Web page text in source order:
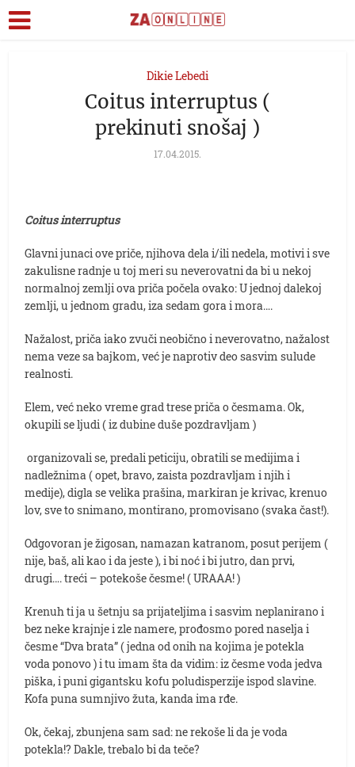
Dikie Lebedi
Coitus interruptus (
prekinuti snošaj )
17.04.2015.
Coitus interruptus
Glavni junaci ove priče, njihova dela i/ili nedela, motivi i sve
zakulisne radnje u toj meri su neverovatni da bi u nekoj
normalnoj zemlji ova priča počela ovako: U jednoj dalekoj
zemlji, u jednom gradu, iza sedam gora i mora….
Nažalost, priča iako zvuči neobično i neverovatno, nažalost
nema veze sa bajkom, već je naprotiv deo sasvim sulude
realnosti.
Elem, već neko vreme grad trese priča o česmama. Ok,
okupili se ljudi ( iz dubine duše pozdravljam )
organizovali se, predali peticiju, obratili se medijima i
nadležnima ( opet, bravo, zaista pozdravljam i njih i
medije), digla se velika prašina, markiran je krivac, krenuo
lov, sve to snimano, montirano, promovisano (svaka čast!).
Odgovoran je žigosan, namazan katranom, posut perijem (
nije, baš, ali kao i da jeste ), i bi noć i bi jutro, dan prvi,
drugi…. treći – potekoše česme! ( URAAA! )
Krenuh ti ja u šetnju sa prijateljima i sasvim neplanirano i
bez neke krajnje i zle namere, prođosmo pored naselja i
česme “Dva brata” ( jedna od onih na kojima je potekla
voda ponovo ) i tu imam šta da vidim: iz česme voda jedva
piška, i puni gigantsku kofu poludisperzije ispod slavine.
Kofa puna sumnjivo žuta, kanda ima rđe.
Ok, čekaj, zbunjena sam sad: ne rekoše li da je voda
potekla!? Dakle, trebalo bi da teče?